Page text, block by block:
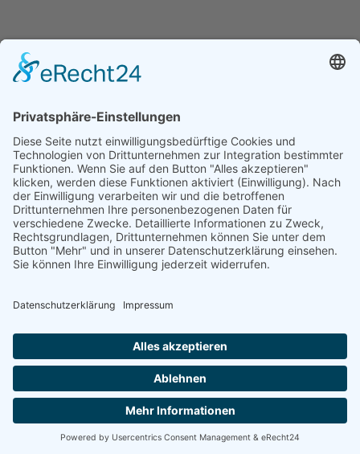
© Gesamtschule Kierspe |Impressum|Datenschutz